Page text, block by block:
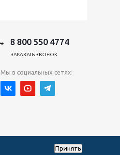
8 800 550 4774
ЗАКАЗАТЬ ЗВОНОК
Мы в социальных сетях:
Принять